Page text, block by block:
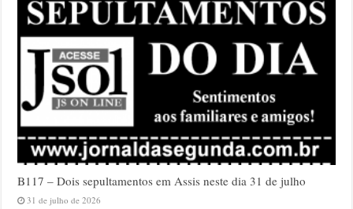
B117 – Dois sepultamentos em Assis neste dia 31 de julho
31 de julho de 2026